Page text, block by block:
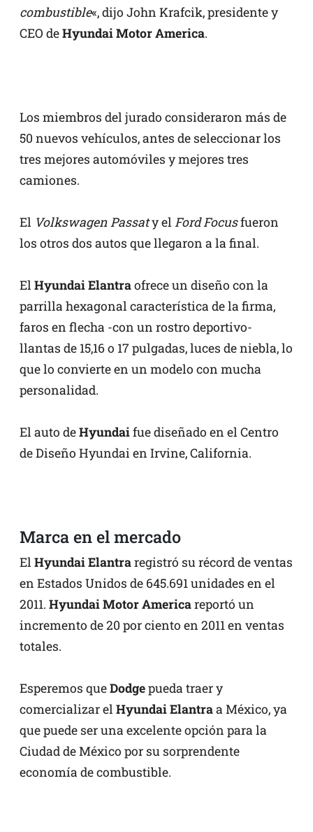
combustible«, dijo John Krafcik, presidente y
CEO deHyundai Motor America.
Los miembros del jurado consideraron más de
50 nuevos vehículos, antes de seleccionar los
tres mejores automóviles y mejores tres
camiones.
El Volkswagen Passaty el Ford Focusfueron
los otros dos autos que llegaron a la final.
El Hyundai Elantraofrece un diseño con la
parrilla hexagonal característica de la firma,
faros en flecha -con un rostro deportivo-
llantas de 15,16 o 17 pulgadas, luces de niebla, lo
que lo convierte en un modelo con mucha
personalidad.
El auto deHyundaifue diseñado en el Centro
de Diseño Hyundai en Irvine, California.
Marca en el mercado
El Hyundai Elantraregistró su récord de ventas
en Estados Unidos de 645.691 unidades en el
2011. Hyundai Motor Americareportó un
incremento de 20 por ciento en 2011 en ventas
totales.
Esperemos queDodgepueda traer y
comercializar el Hyundai Elantraa México, ya
que puede ser una excelente opción para la
Ciudad de México por su sorprendente
economía de combustible.